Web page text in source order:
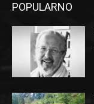
POPULARNO